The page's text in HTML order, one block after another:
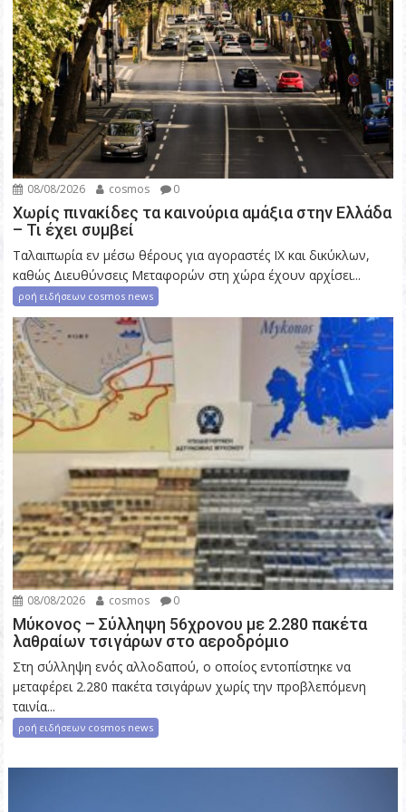
08/08/2026 cosmos 0
Χωρίς πινακίδες τα καινούρια αμάξια στην Ελλάδα
– Τι έχει συμβεί
Ταλαιπωρία εν μέσω θέρους για αγοραστές ΙΧ και δικύκλων,
καθώς Διευθύνσεις Μεταφορών στη χώρα έχουν αρχίσει...
ροή ειδήσεων cosmos news
08/08/2026 cosmos 0
Μύκονος – Σύλληψη 56χρονου με 2.280 πακέτα
λαθραίων τσιγάρων στο αεροδρόμιο
Στη σύλληψη ενός αλλοδαπού, ο οποίος εντοπίστηκε να
μεταφέρει 2.280 πακέτα τσιγάρων χωρίς την προβλεπόμενη
ταινία...
ροή ειδήσεων cosmos news